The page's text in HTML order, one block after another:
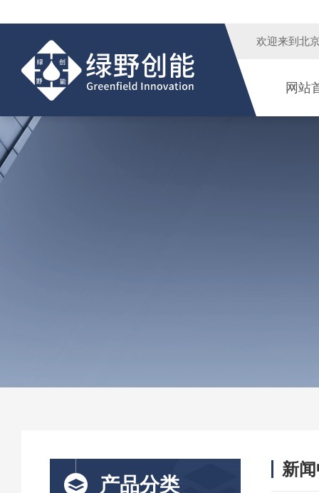
欢迎来到 北
网站
产品分类
新